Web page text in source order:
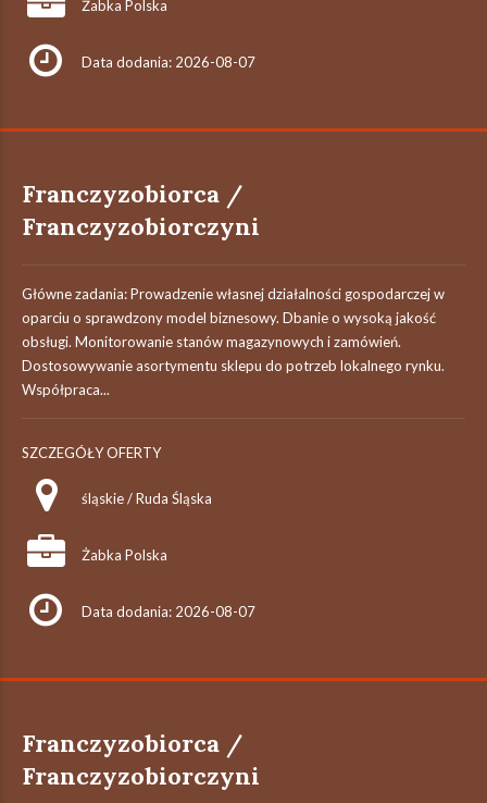
Żabka Polska
Data dodania: 2026-08-07
Franczyzobiorca /
Franczyzobiorczyni
Główne zadania: Prowadzenie własnej działalności gospodarczej w
oparciu o sprawdzony model biznesowy. Dbanie o wysoką jakość
obsługi. Monitorowanie stanów magazynowych i zamówień.
Dostosowywanie asortymentu sklepu do potrzeb lokalnego rynku.
Współpraca...
SZCZEGÓŁY OFERTY
śląskie / Ruda Śląska
Żabka Polska
Data dodania: 2026-08-07
Franczyzobiorca /
Franczyzobiorczyni